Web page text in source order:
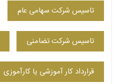
تاسیس شرکت سهامی عام
تاسیس شرکت تضامنی
قرارداد کار آموزشی یا کارآموزی